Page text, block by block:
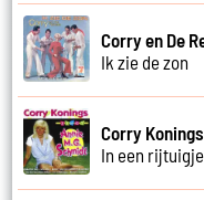
Corry en De
Ik zie de zon
Corry Konings
In een rijtuigje